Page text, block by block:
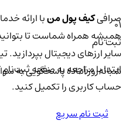
صرافیکیف پول منبا ارائه
همیشه همراه شماست تا
سایر ارزهای دیجیتال بپردازید.
شبانه‌روز آماده پاسخگویی به
01
ثبت نام
ابتدا با مراجعه به صفحه
حساب کاربری را تکمیل کنید.
ثبت نام سریع